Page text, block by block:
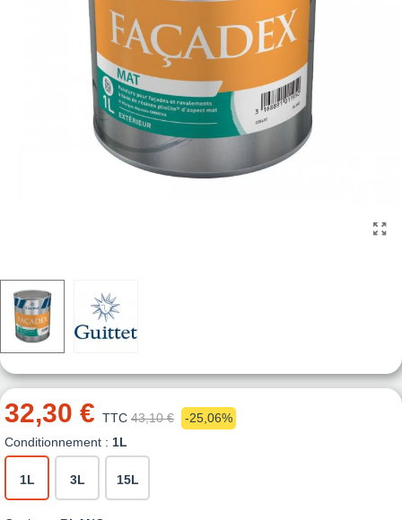
32,30 € TTC 43,10 €
-25,06%
Conditionnement : 1L
1L 3L 15L